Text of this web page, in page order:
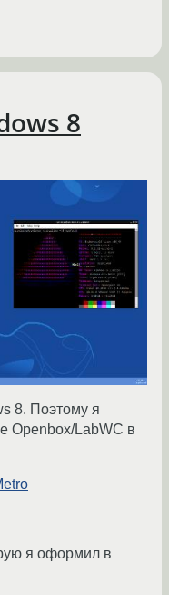
8
8. Поэтому я
Openbox/LabWC в
я оформил в